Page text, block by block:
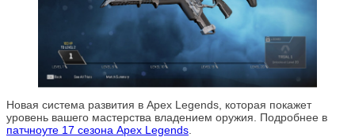
Новая система развития в Apex Legends, которая покажет
уровень вашего мастерства владением оружия. Подробнее в
патчноуте 17 сезона Apex Legends